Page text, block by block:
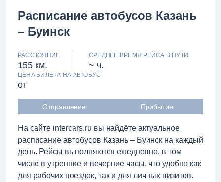
Расписание автобусов Казань
– Буинск
РАССТОЯНИЕ
155 км.
СРЕДНЕЕ ВРЕМЯ РЕЙСА В ПУТИ
~ ч.
ЦЕНА БИЛЕТА НА АВТОБУС
от
Отправление Прибытие
На сайте intercars.ru вы найдёте актуальное
расписание автобусов Казань – Буинск на каждый
день. Рейсы выполняются ежедневно, в том
числе в утренние и вечерние часы, что удобно как
для рабочих поездок, так и для личных визитов.